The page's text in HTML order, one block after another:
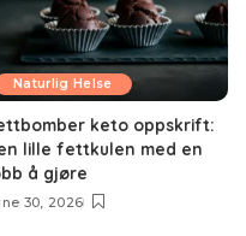
Naturlig Helse
keto oppskrift:
lille fettkulen med en
å gjøre
30, 2026